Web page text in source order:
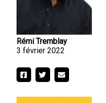
Rémi Tremblay
3 février 2022